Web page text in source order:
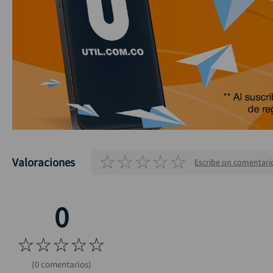
Valoraciones ☆☆☆☆☆ Escribe un
☆☆☆☆☆
(0 comentarios)